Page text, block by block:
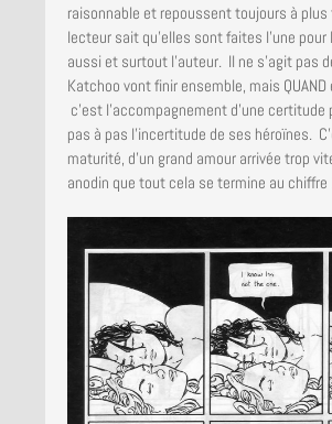
raisonnable et repoussent toujours à plus
lecteur sait qu’elles sont faites l’une
aussi et surtout l’auteur. Il ne s’agit pas
Katchoo vont finir ensemble, mais QUAND
c’est l’accompagnement d’une
pas à pas l’incertitude de ses héroïnes.
maturité, d’un grand amour arrivée trop
anodin que tout cela se termine au chiffre